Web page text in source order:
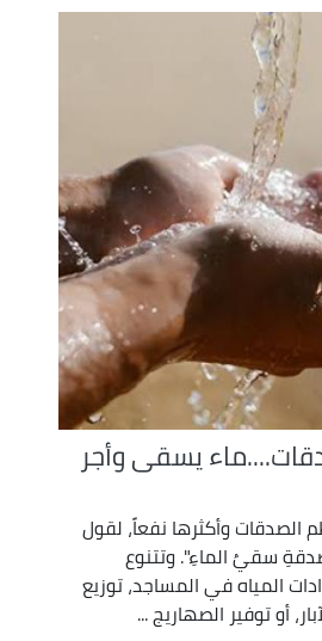
يسقى وأجر
وأكثرها نفعاً، لقول
سقيُ الماءِ". وتتنوع
المياه في المساجد، توزيع
أو توفير الصهاريج ...